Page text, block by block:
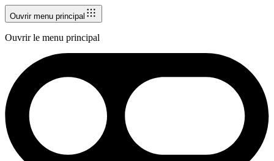
Ouvrir menu principal
Ouvrir le menu principal